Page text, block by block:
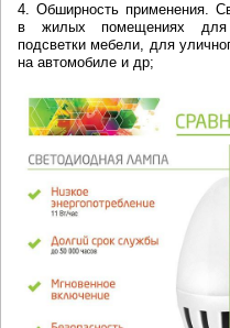
4. Обширность применения.
в жилых помещениях для
подсветки мебели, для
на автомобиле и др;